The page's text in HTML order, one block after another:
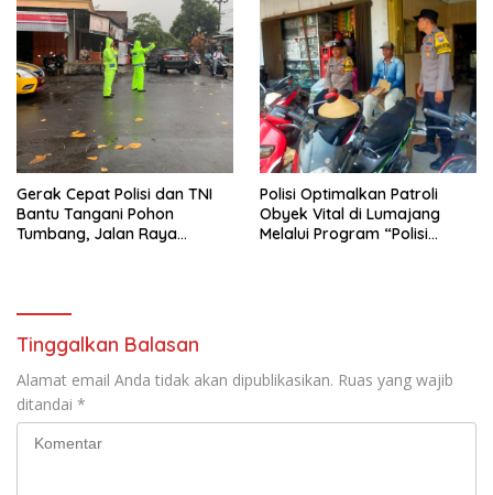
Gerak Cepat Polisi dan TNI
Bantu Tangani Pohon
Tumbang, Jalan Raya
Polisi Optimalkan Patroli
Obyek Vital di Lumajang
Melalui Program “Polisi
Tinggalkan Balasan
Alamat email Anda tidak akan dipublikasikan. Ruas yang wajib
ditandai *